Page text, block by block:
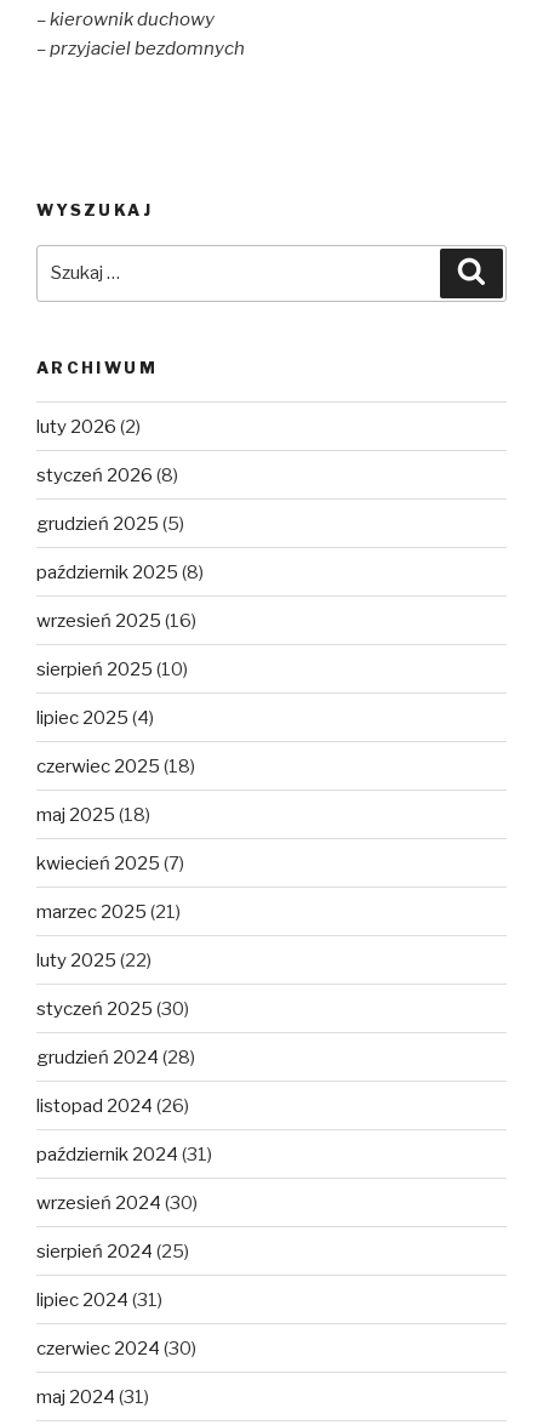
– kierownik duchowy
– przyjaciel bezdomnych
WYSZUKAJ
ARCHIWUM
luty 2026 (2)
styczeń 2026 (8)
grudzień 2025 (5)
październik 2025 (8)
wrzesień 2025 (16)
sierpień 2025 (10)
lipiec 2025 (4)
czerwiec 2025 (18)
maj 2025 (18)
kwiecień 2025 (7)
marzec 2025 (21)
luty 2025 (22)
styczeń 2025 (30)
grudzień 2024 (28)
listopad 2024 (26)
październik 2024 (31)
wrzesień 2024 (30)
sierpień 2024 (25)
lipiec 2024 (31)
czerwiec 2024 (30)
maj 2024 (31)